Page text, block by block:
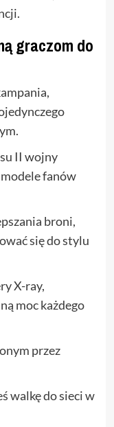
graczom do
II wojny
fanów
broni,
się do stylu
X-ray,
moc każdego
przez
walkę do sieci w